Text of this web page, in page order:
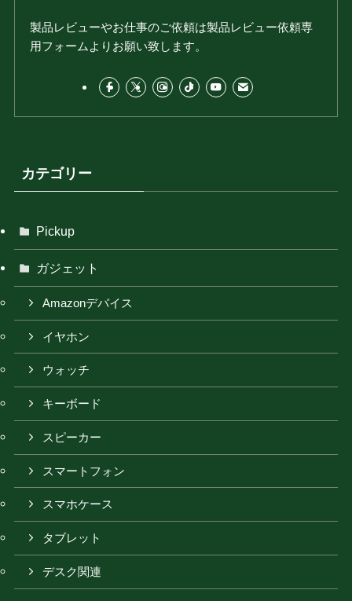
製品レビューやお仕事のご依頼は製品レビュー依頼専
用フォームよりお願い致します。
カテゴリー
Pickup
ガジェット
Amazonデバイス
イヤホン
ウォッチ
キーボード
スピーカー
スマートフォン
スマホケース
タブレット
デスク関連